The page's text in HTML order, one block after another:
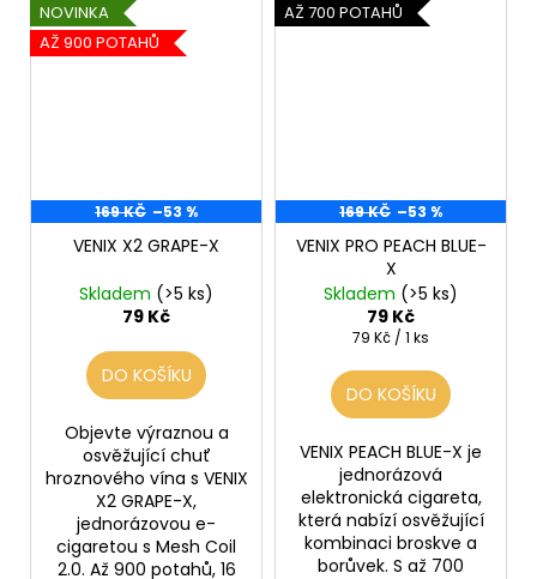
NOVINKA
AŽ 900 POTAHŮ
169 KČ –53 %
VENIX X2 GRAPE-X
Skladem (>5 ks)
79 Kč
DO KOŠÍKU
Objevte výraznou a
osvěžující chuť
hroznového vína s VENIX
X2 GRAPE-X,
jednorázovou e-
cigaretou s Mesh Coil
2.0. Až 900 potahů, 16
AŽ 700 POTAHŮ
169 KČ –53 %
VENIX PRO PEACH BLUE-
X
Skladem (>5 ks)
79 Kč
Měrná
79 Kč / 1 ks
DO KOŠÍKU
VENIX PEACH BLUE-X je
jednorázová
elektronická cigareta,
která nabízí osvěžující
kombinaci broskve a
borůvek. S až 700